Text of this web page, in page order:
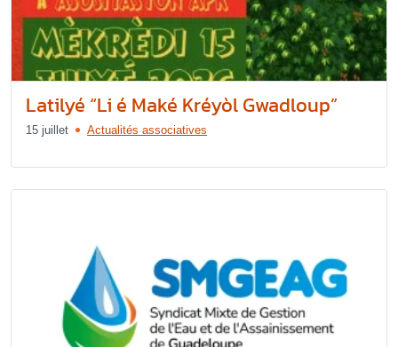
Latilyé “Li é Maké Kréyòl Gwadloup”
15 juillet Actualités associatives